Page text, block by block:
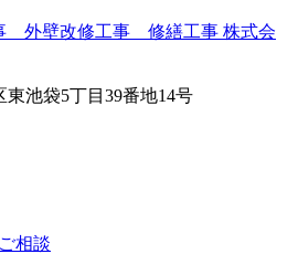
外壁改修工事 修繕工事 株式会
東池袋5丁目39番地14号
相談